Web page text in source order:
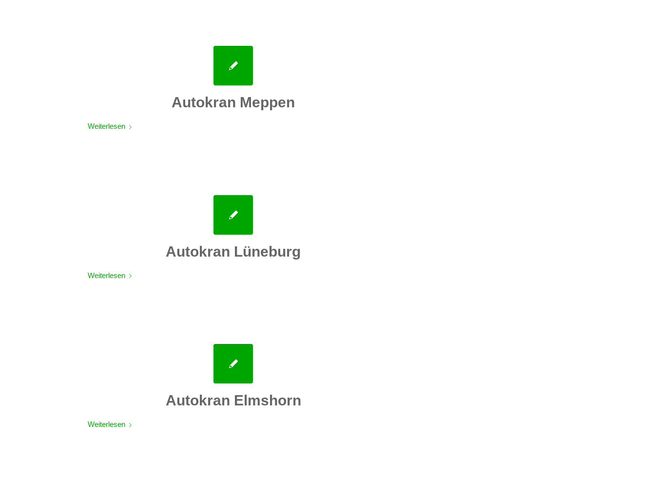
Autokran Meppen
Weiterlesen
Autokran Lüneburg
Weiterlesen
Autokran Elmshorn
Weiterlesen